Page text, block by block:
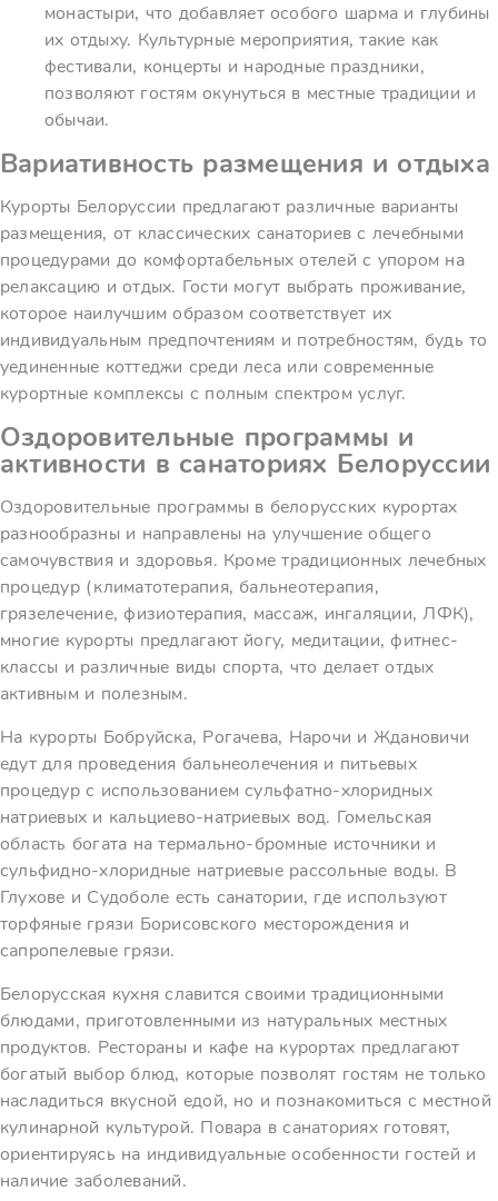
монастыри, что добавляет особого шарма и глубины
их отдыху. Культурные мероприятия, такие как
фестивали, концерты и народные праздники,
позволяют гостям окунуться в местные традиции и
обычаи.
Вариативность размещения и отдыха
Курорты Белоруссии предлагают различные варианты
размещения, от классических санаториев с лечебными
процедурами до комфортабельных отелей с упором на
релаксацию и отдых. Гости могут выбрать проживание,
которое наилучшим образом соответствует их
индивидуальным предпочтениям и потребностям, будь то
уединенные коттеджи среди леса или современные
курортные комплексы с полным спектром услуг.
Оздоровительные программы и
активности в санаториях Белоруссии
Оздоровительные программы в белорусских курортах
разнообразны и направлены на улучшение общего
самочувствия и здоровья. Кроме традиционных лечебных
процедур (климатотерапия, бальнеотерапия,
грязелечение, физиотерапия, массаж, ингаляции, ЛФК),
многие курорты предлагают йогу, медитации, фитнес-
классы и различные виды спорта, что делает отдых
активным и полезным.
На курорты Бобруйска, Рогачева, Нарочи и Ждановичи
едут для проведения бальнеолечения и питьевых
процедур с использованием сульфатно-хлоридных
натриевых и кальциево-натриевых вод. Гомельская
область богата на термально-бромные источники и
сульфидно-хлоридные натриевые рассольные воды. В
Глухове и Судоболе есть санатории, где используют
торфяные грязи Борисовского месторождения и
сапропелевые грязи.
Белорусская кухня славится своими традиционными
блюдами, приготовленными из натуральных местных
продуктов. Рестораны и кафе на курортах предлагают
богатый выбор блюд, которые позволят гостям не только
насладиться вкусной едой, но и познакомиться с местной
кулинарной культурой. Повара в санаториях готовят,
ориентируясь на индивидуальные особенности гостей и
наличие заболеваний.